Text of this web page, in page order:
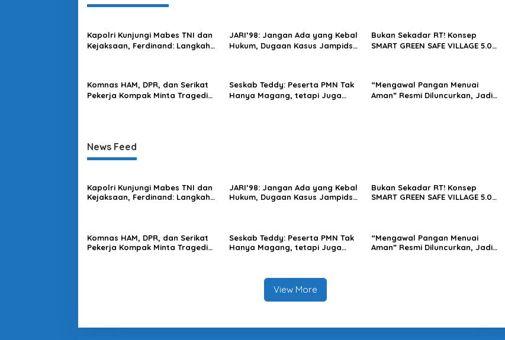
Kapolri Kunjungi Mabes TNI dan
Kejaksaan, Ferdinand: Langkah
JARI’98: Jangan Ada yang Kebal
Hukum, Dugaan Kasus Jampidsus
Bukan Sekadar RT! Konsep
SMART GREEN SAFE VILLAGE 5.0
Komnas HAM, DPR, dan Serikat
Pekerja Kompak Minta Tragedi
Seskab Teddy: Peserta PMN Tak
Hanya Magang, tetapi Juga
“Mengawal Pangan Menuai
Aman” Resmi Diluncurkan, Jadi
News Feed
Kapolri Kunjungi Mabes TNI dan
Kejaksaan, Ferdinand: Langkah
JARI’98: Jangan Ada yang Kebal
Hukum, Dugaan Kasus Jampidsus
Bukan Sekadar RT! Konsep
SMART GREEN SAFE VILLAGE 5.0
Komnas HAM, DPR, dan Serikat
Pekerja Kompak Minta Tragedi
Seskab Teddy: Peserta PMN Tak
Hanya Magang, tetapi Juga
“Mengawal Pangan Menuai
Aman” Resmi Diluncurkan, Jadi
View More